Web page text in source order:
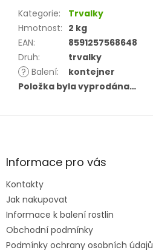
Kategorie:
Trvalky
Hmotnost: 2 kg
EAN:
8591257568648
Druh:
trvalky
? Balení:
kontejner
Položka byla vyprodána…
Z
aInformace pro vás
Kontakty
Jak nakupovat
Informace k balení rostlin
Obchodní podmínky
Podmínky ochrany osobních údajů